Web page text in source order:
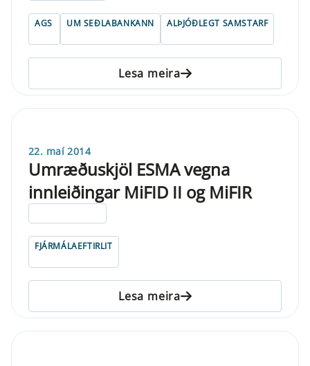
AGS UM SEÐLABANKANN ALÞJÓÐLEGT SAMSTARF
Lesa meira
22. maí 2014
Umræðuskjöl ESMA vegna
innleiðingar MiFID II og MiFIR
FJÁRMÁLAEFTIRLIT
Lesa meira